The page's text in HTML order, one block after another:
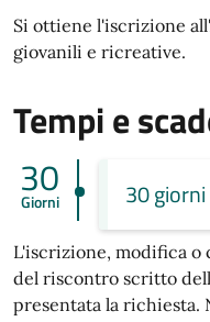
Si ottiene l'iscrizione
giovanili e ricreative.
Tempi e
30
Giorni 30 giorni
L'iscrizione, modifica o
del riscontro scritto
presentata la richiesta.